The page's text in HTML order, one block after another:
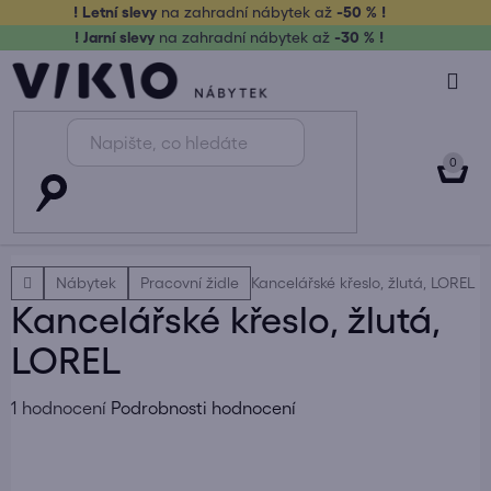
obsah
! Letní slevy na zahradní nábytek až-50 % !
! Jarní slevy na zahradní nábytek až -30 % !
DomůNábytek Pracovní židle Kancelářské křeslo, žlutá, LOREL
Kancelářské křeslo, žlutá,
LOREL
Průměrné
1 hodnocení Podrobnosti hodnocení